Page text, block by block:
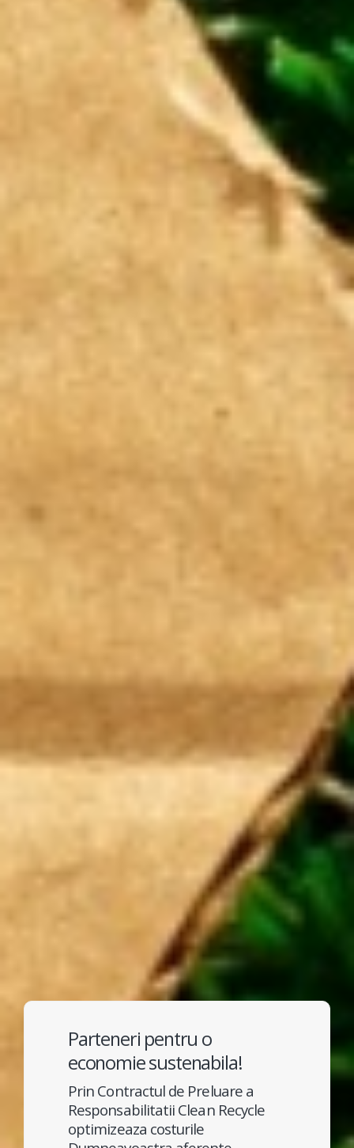
Parteneri pentru o
economie sustenabila!
Prin Contractul de Preluare a
Responsabilitatii Clean Recycle
optimizeaza costurile